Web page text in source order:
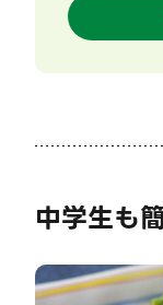
中学生も